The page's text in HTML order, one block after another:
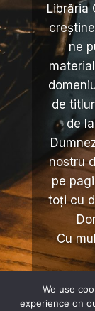
Librăria
ne
de
de
nostru
pe
toți cu
Cu
We use
experience on